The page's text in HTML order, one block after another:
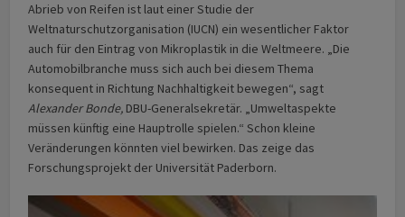
Abrieb von Reifen ist laut einer Studie der
Weltnaturschutzorganisation (IUCN) ein wesentlicher Faktor
auch für den Eintrag von Mikroplastik in die Weltmeere. „Die
Automobilbranche muss sich auch bei diesem Thema
konsequent in Richtung Nachhaltigkeit bewegen“, sagt
Alexander Bonde, DBU-Generalsekretär. „Umweltaspekte
müssen künftig eine Hauptrolle spielen.“ Schon kleine
Veränderungen könnten viel bewirken. Das zeige das
Forschungsprojekt der Universität Paderborn.